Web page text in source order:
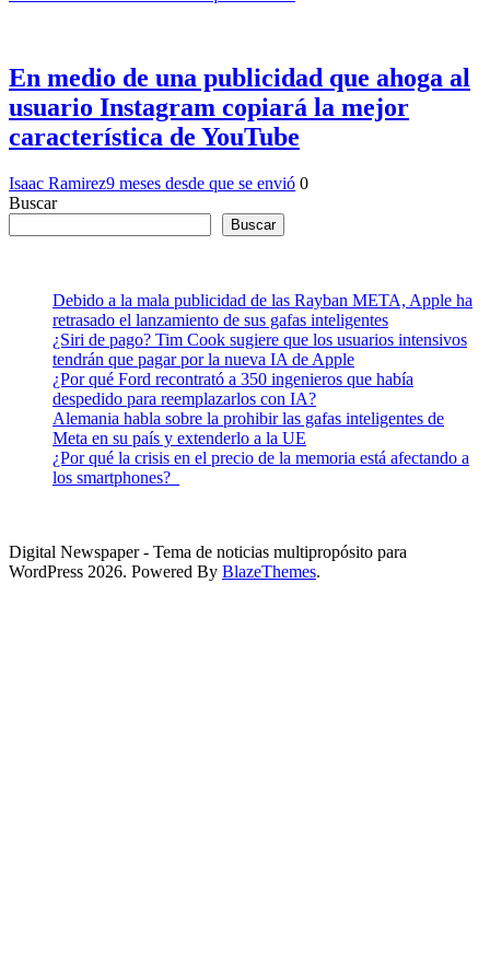
En medio de una publicidad que ahoga al
usuario Instagram copiará la mejor
característica de YouTube
Isaac Ramirez9 meses desde que se envió 0
Buscar
Buscar
Debido a la mala publicidad de las Rayban META, Apple ha
retrasado el lanzamiento de sus gafas inteligentes
¿Siri de pago? Tim Cook sugiere que los usuarios intensivos
tendrán que pagar por la nueva IA de Apple
¿Por qué Ford recontrató a 350 ingenieros que había
despedido para reemplazarlos con IA?
Alemania habla sobre la prohibir las gafas inteligentes de
Meta en su país y extenderlo a la UE
¿Por qué la crisis en el precio de la memoria está afectando a
los smartphones?
Digital Newspaper - Tema de noticias multipropósito para
WordPress 2026. Powered By BlazeThemes.